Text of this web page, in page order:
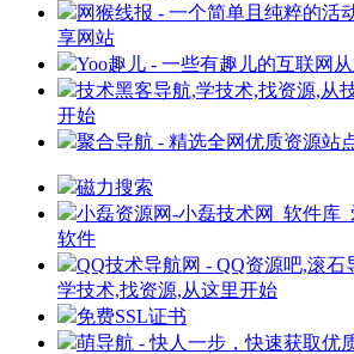
网猴线报 - 一个简单且纯粹的活
享网站
Yoo趣儿 - 一些有趣儿的互联网从
技术黑客导航,学技术,找资源,从
开始
聚合导航 - 精选全网优质资源站
磁力搜索
小磊资源网-小磊技术网_软件库
软件
QQ技术导航网 - QQ资源吧,滚石
学技术,找资源,从这里开始
免费SSL证书
萌导航 - 快人一步，快速获取优